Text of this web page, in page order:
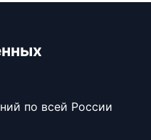
по всей России